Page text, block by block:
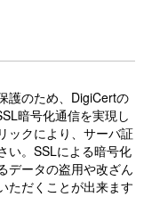
護のため、DigiCertの
暗号化通信を実現し
ックにより、サーバ証
い。SSLによる暗号化
データの盗用や改ざん
ただくことが出来ます